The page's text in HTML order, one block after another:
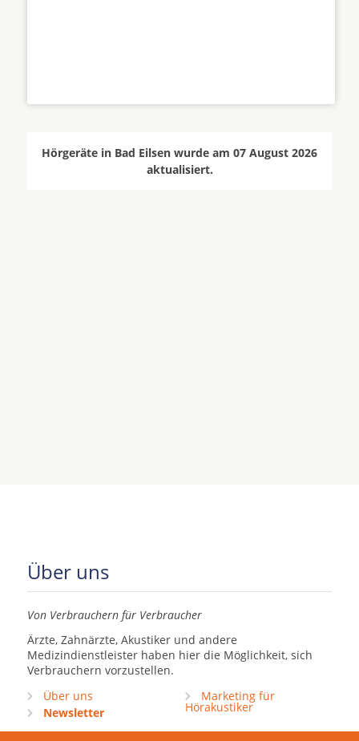
Hörgeräte in Bad Eilsen wurde am 07 August 2026
aktualisiert.
Über uns
Von Verbrauchern für Verbraucher
Ärzte, Zahnärzte, Akustiker und andere
Medizindienstleister haben hier die Möglichkeit, sich
Verbrauchern vorzustellen.
Über uns
Newsletter
Marketing für
Hörakustiker